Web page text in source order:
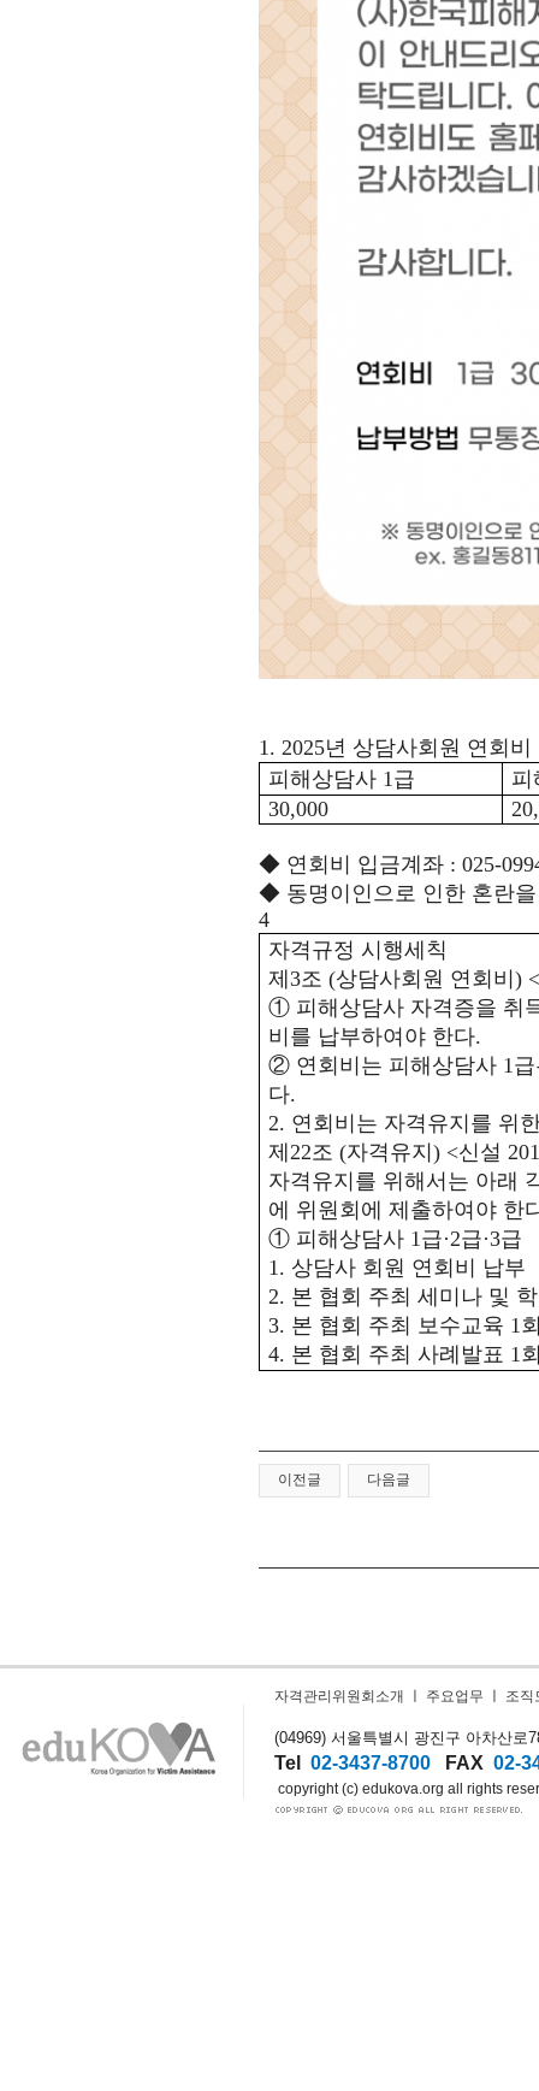
1. 2025년 상담사회원 연회비
피해상담사 1급
30,000
◆ 연회비 입금계좌 : 025-
◆ 동명이인으로 인한 혼란
4
자격규정 시행세칙
제 3조 (상담사회원 연회비 ) <
① 피해상담사 자격증을 취
비를 납부하여야 한다.
② 연회비는 피해상담사 1
다.
2. 연회비는 자격유지를 위
제 22조 (자격유지 ) <신설
자격유지를 위해서는 아래
에 위원회에 제출하여야 한
① 피해상담사 1급·2급·3급
1. 상담사 회원 연회비 납부
2. 본 협회 주최 세미나 및
3. 본 협회 주최 보수교육 1
4. 본 협회 주최 사례발표 1
이전글 다음글
자격관리위원회소개 주요업무 조직
(04969) 서울특별시 광진구 아차산로
Tel 02-3437-8700 FAX 02-
copyright (c) edukova.org all rights